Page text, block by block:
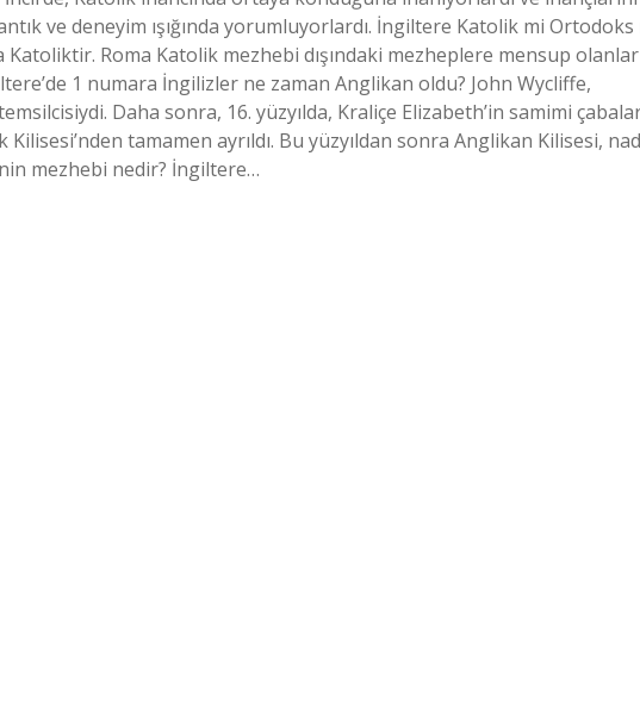
ve deneyim ışığında yorumluyorlardı. İngiltere Katolik mi Ortodoks
Roma Katolik mezhebi dışındaki mezheplere mensup
1 numara İngilizler ne zaman Anglikan oldu? John Wycliffe,
Daha sonra, 16. yüzyılda, Kraliçe Elizabeth’in samimi
tamamen ayrıldı. Bu yüzyıldan sonra Anglikan Kilisesi,
mezhebi nedir? İngiltere…